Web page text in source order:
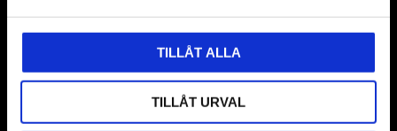
TILLÅT ALLA
TILLÅT URVAL